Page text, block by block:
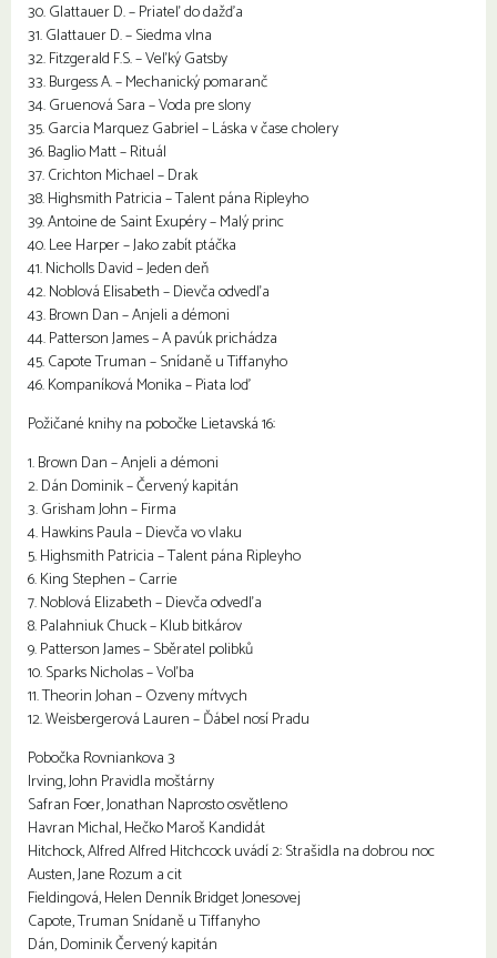
30. Glattauer D. – Priateľ do dažďa
31. Glattauer D. – Siedma vlna
32. Fitzgerald F.S. – Veľký Gatsby
33. Burgess A. – Mechanický pomaranč
34. Gruenová Sara – Voda pre slony
35. Garcia Marquez Gabriel – Láska v čase cholery
36. Baglio Matt – Rituál
37. Crichton Michael – Drak
38. Highsmith Patricia – Talent pána Ripleyho
39. Antoine de Saint Exupéry – Malý princ
40. Lee Harper – Jako zabít ptáčka
41. Nicholls David – Jeden deň
42. Noblová Elisabeth – Dievča odvedľa
43. Brown Dan – Anjeli a démoni
44. Patterson James – A pavúk prichádza
45. Capote Truman – Snídaně u Tiffanyho
46. Kompaníková Monika – Piata loď
Požičané knihy na pobočke Lietavská 16:
1. Brown Dan – Anjeli a démoni
2. Dán Dominik – Červený kapitán
3. Grisham John – Firma
4. Hawkins Paula – Dievča vo vlaku
5. Highsmith Patricia – Talent pána Ripleyho
6. King Stephen – Carrie
7. Noblová Elizabeth – Dievča odvedľa
8. Palahniuk Chuck – Klub bitkárov
9. Patterson James – Sběratel polibků
10. Sparks Nicholas – Voľba
11. Theorin Johan – Ozveny mŕtvych
12. Weisbergerová Lauren – Ďábel nosí Pradu
Pobočka Rovniankova 3
Irving, John Pravidla moštárny
Safran Foer, Jonathan Naprosto osvětleno
Havran Michal, Hečko Maroš Kandidát
Hitchock, Alfred Alfred Hitchcock uvádí 2: Strašidla na dobrou noc
Austen, Jane Rozum a cit
Fieldingová, Helen Denník Bridget Jonesovej
Capote, Truman Snídaně u Tiffanyho
Dán, Dominik Červený kapitán